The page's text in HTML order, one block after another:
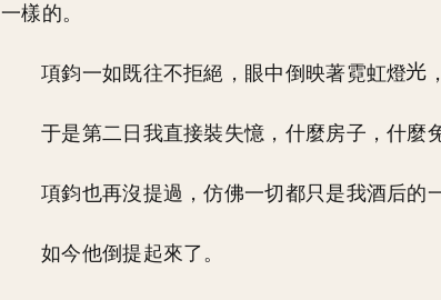
一樣的。
項鈞一如既往不拒絕，眼中倒映著霓虹燈
于是第二日我直接裝失憶，什麼房子，什麼
項鈞也再沒提過，仿佛一切都只是我酒后的
如今他倒提起來了。